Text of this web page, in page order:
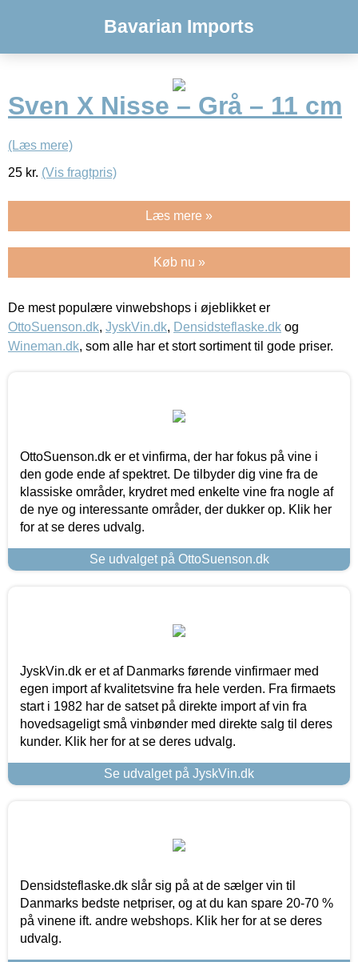
Bavarian Imports
Sven X Nisse – Grå – 11 cm
(Læs mere)
25 kr. (Vis fragtpris)
Læs mere »
Køb nu »
De mest populære vinwebshops i øjeblikket er
OttoSuenson.dk, JyskVin.dk, Densidsteflaske.dk og
Wineman.dk, som alle har et stort sortiment til gode priser.
OttoSuenson.dk er et vinfirma, der har fokus på vine i
den gode ende af spektret. De tilbyder dig vine fra de
klassiske områder, krydret med enkelte vine fra nogle af
de nye og interessante områder, der dukker op. Klik her
for at se deres udvalg.
Se udvalget på OttoSuenson.dk
JyskVin.dk er et af Danmarks førende vinfirmaer med
egen import af kvalitetsvine fra hele verden. Fra firmaets
start i 1982 har de satset på direkte import af vin fra
hovedsageligt små vinbønder med direkte salg til deres
kunder. Klik her for at se deres udvalg.
Se udvalget på JyskVin.dk
Densidsteflaske.dk slår sig på at de sælger vin til
Danmarks bedste netpriser, og at du kan spare 20-70 %
på vinene ift. andre webshops. Klik her for at se deres
udvalg.